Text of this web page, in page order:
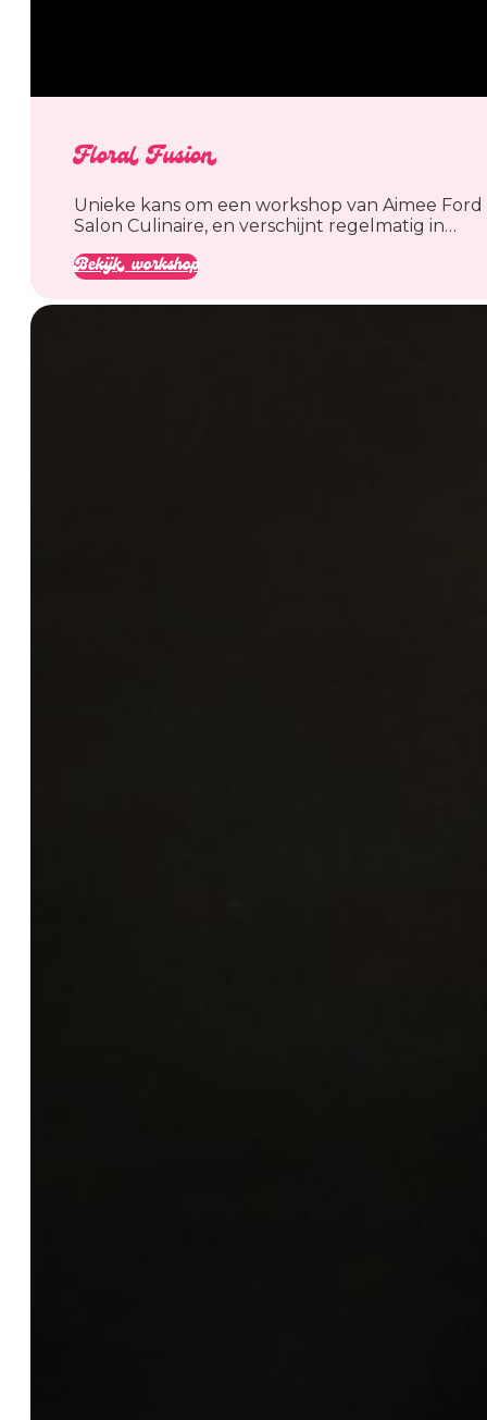
Floral Fusion
Unieke kans om een workshop van Aimee
Salon Culinaire, en verschijnt regelmatig in…
Bekijk workshop